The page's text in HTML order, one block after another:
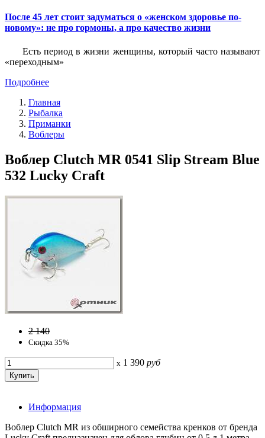
После 45 лет стоит задуматься о «женском здоровье по-
новому»: не про гормоны, а про качество жизни
Есть период в жизни женщины, который часто называют
«переходным»
Подробнее
Главная
Рыбалка
Приманки
Воблеры
Воблер Clutch MR 0541 Slip Stream Blue
532 Lucky Craft
2 140
Скидка 35%
x 1 390 руб
Информация
Воблер Clutch MR из обширного семейства кренков от бренда